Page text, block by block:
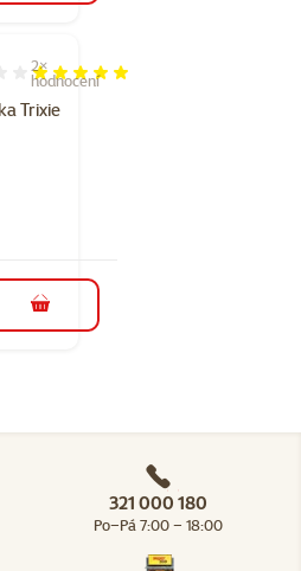
Trixie
100%, počet hodnocení: 2
2×
hodnocení
do košíku
321 000 180
Po–Pá 7:00 – 18:00